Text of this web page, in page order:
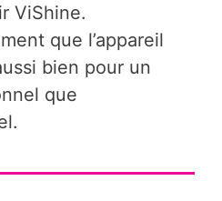
ViShine.
que l’appareil
bien pour un
que